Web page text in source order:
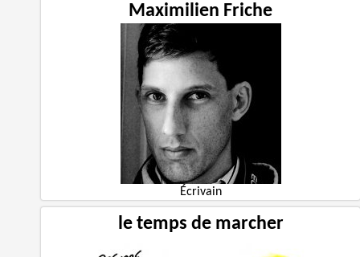
Maximilien Friche
Écrivain
le temps de marcher